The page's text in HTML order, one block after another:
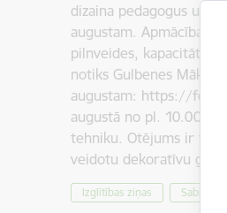
dizaina pedagogus uz
augustam. Apmācības
pilnveides, kapacitātes
notiks Gulbenes
augustam: https://
augustā no pl. 10.00
tehniku. Otējums ir
veidotu dekoratīvu
Izglītības ziņas Sabiedrība